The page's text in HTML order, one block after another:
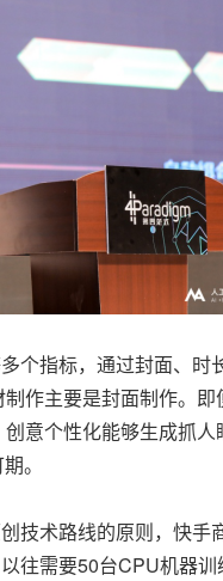
指标，通过封面、时
作主要是封面制作。
意个性化能够生成抓人
。
术路线的原则，快手
往需要50台CPU机器